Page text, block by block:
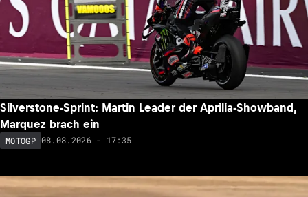
Silverstone-Sprint: Martin Leader der Aprilia-Showband,
Marquez brach ein
MOTOGP 08.08.2026 - 17:35